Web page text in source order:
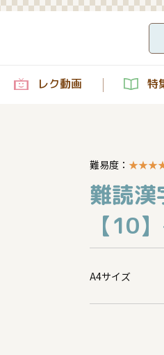
レク動画 特
難易度： ★★★
難読漢
【10
A4サイズ